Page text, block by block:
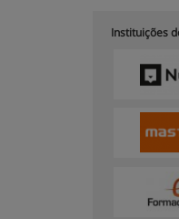
Instituições